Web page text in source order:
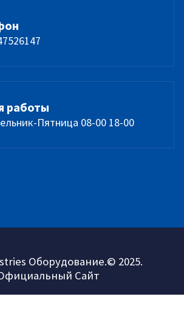
работы
Пятница 08-00 18-00
Оборудование.© 2025.
Сайт